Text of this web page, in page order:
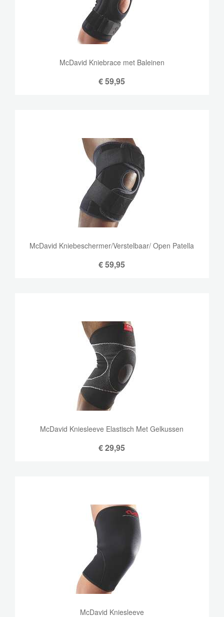
McDavid Kniebrace met Baleinen
€59,95
McDavid Kniebeschermer/Verstelbaar/ Open Patella
€59,95
McDavid Kniesleeve Elastisch Met Gelkussen
€29,95
McDavid Kniesleeve